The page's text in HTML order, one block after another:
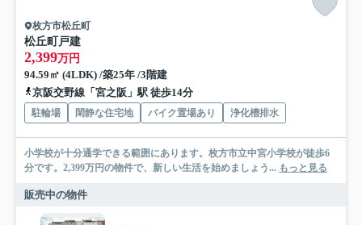
枚方市松丘町
松丘町戸建
2,399万円
94.59㎡ (4LDK) /築25年 /3階建
京阪交野線「宮之阪」駅 徒歩14分
駐輪場 閑静な住宅地 バイク置場あり 浄化槽排水
小学校が十分通学できる範囲にあります。枚方市立中宮小学校が徒歩6
分です。2,399万円の物件で、新しい生活を始めましょう... もっと見る
販売中の物件